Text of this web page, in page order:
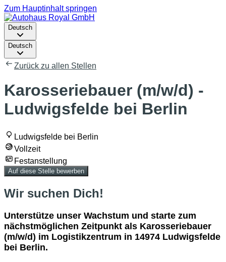
Zum Hauptinhalt springen
Deutsch
Deutsch
Zurück zu allen Stellen
Karosseriebauer (m/w/d) -
Ludwigsfelde bei Berlin
Ludwigsfelde bei Berlin
Vollzeit
Festanstellung
Auf diese Stelle bewerben
Wir suchen Dich!
Unterstütze unser Wachstum und starte zum
nächstmöglichen Zeitpunkt als Karosseriebauer
(m/w/d) im Logistikzentrum in 14974 Ludwigsfelde
bei Berlin.